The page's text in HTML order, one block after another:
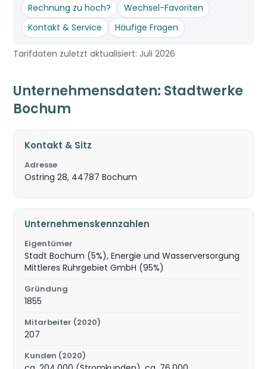
Rechnung zu hoch?
Wechsel-Favoriten
Kontakt & Service
Häufige Fragen
Tarifdaten zuletzt aktualisiert: Juli 2026
Unternehmensdaten: Stadtwerke
Bochum
Kontakt & Sitz
Adresse
Ostring 28, 44787 Bochum
Unternehmenskennzahlen
Eigentümer
Stadt Bochum (5%), Energie und Wasserversorgung
Mittleres Ruhrgebiet GmbH (95%)
Gründung
1855
Mitarbeiter (2020)
207
Kunden (2020)